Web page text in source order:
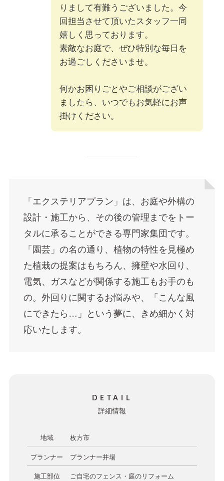
りまして有難うございました。今
回担当させて頂いたスタッフ一同
嬉しく思っております。
素敵なお庭で、ぜひ特別な毎日を
お過ごしくださいませ。
何かお困りごとやご相談がござい
ましたら、いつでもお気軽にお声
掛けください。
「エクステリアプラン」は、お庭や外構の
設計・施工から、その後の管理までをトー
タルに承ることができる専門家集団です。
「園芸」の名の通り、植物の特性を見極め
た植栽の提案はもちろん、擁壁や水回り、
電気、ガスなどが関係する施工もお手のも
の。外回りに関するお悩みや、「こんな風
にできたら…」という夢に、きめ細かく対
応いたします。
DETAIL
詳細情報
地域 枚方市
プランナー プランナー井場
施工部位 ご自宅のフェンス・庭のリフォーム